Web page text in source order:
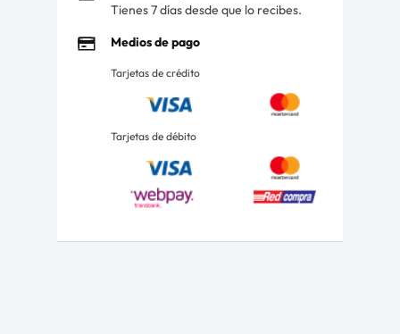
Tienes 7 días desde que lo recibes.
Medios de pago
Tarjetas de crédito
Tarjetas de débito